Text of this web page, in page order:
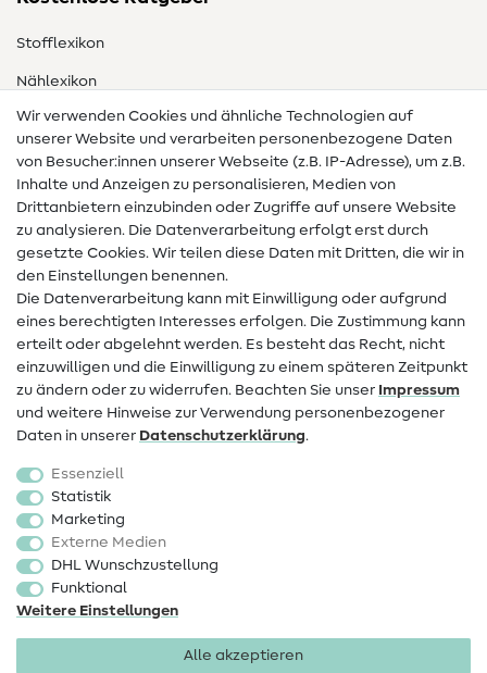
Stofflexikon
Nählexikon
Nähanleitungen
Hilfe & Kontakt
Kontakt
Infos zum Betreiberwechsel
Widerrufsrecht
Beliebt
Stoffe
Sale
Schnittmuster
Wir verwenden Cookies und ähnliche Technologien auf
unserer Website und verarbeiten personenbezogene Daten
von Besucher:innen unserer Webseite (z.B. IP-Adresse), um z.B.
Inhalte und Anzeigen zu personalisieren, Medien von
Drittanbietern einzubinden oder Zugriffe auf unsere Website
zu analysieren. Die Datenverarbeitung erfolgt erst durch
gesetzte Cookies. Wir teilen diese Daten mit Dritten, die wir in
den Einstellungen benennen.
Die Datenverarbeitung kann mit Einwilligung oder aufgrund
eines berechtigten Interesses erfolgen. Die Zustimmung kann
erteilt oder abgelehnt werden. Es besteht das Recht, nicht
einzuwilligen und die Einwilligung zu einem späteren Zeitpunkt
zu ändern oder zu widerrufen. Beachten Sie unser Impressum
und weitere Hinweise zur Verwendung personenbezogener
Daten in unserer Daten­schutz­erklärung.
Essenziell
Statistik
Marketing
Externe Medien
DHL Wunschzustellung
Funktional
Weitere Einstellungen
Alle akzeptieren